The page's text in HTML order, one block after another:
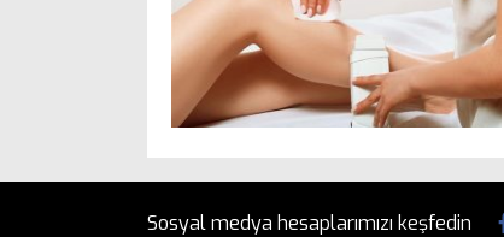
Sosyal medya hesaplarımızı keşfedin